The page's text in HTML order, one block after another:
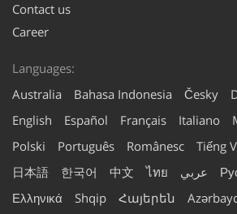
Contact us
Career
Languages:
Australia
Bahasa Indonesia Česky
English
Español Français Italiano
Polski
Português Românesc Tiếng
日本語
한국어 中文 ไทย عربي
Ελληνικά
Shqip Հայերեն